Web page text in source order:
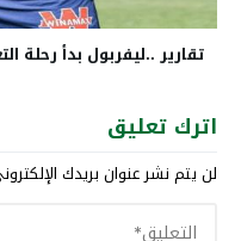
تقارير ..ليفربول بدأ رحلة
اترك تعليق
لن يتم نشر عنوان بريدك